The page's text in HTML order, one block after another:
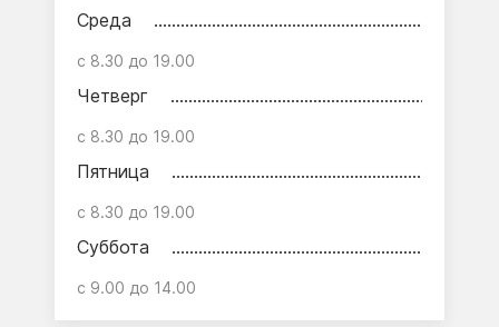
Среда
с 8.30 до 19.00
Четверг
с 8.30 до 19.00
Пятница
с 8.30 до 19.00
Суббота
с 9.00 до 14.00